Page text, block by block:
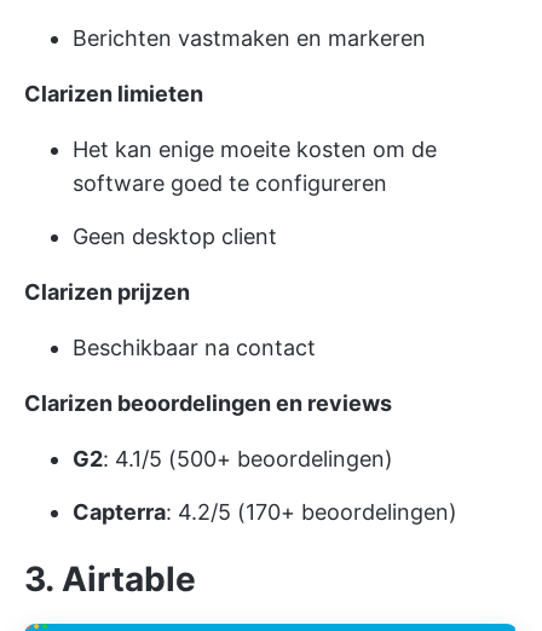
Berichten vastmaken en markeren
Clarizen limieten
Het kan enige moeite kosten om de
software goed te configureren
Geen desktop client
Clarizen prijzen
Beschikbaar na contact
Clarizen beoordelingen en reviews
G2: 4.1/5 (500+ beoordelingen)
Capterra: 4.2/5 (170+ beoordelingen)
3. Airtable